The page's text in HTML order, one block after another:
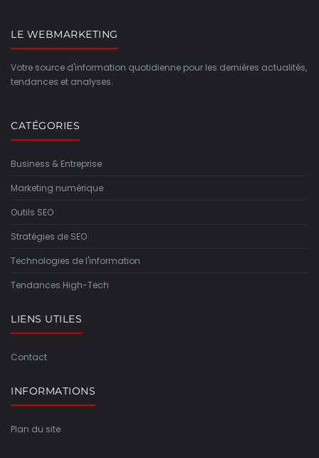
LE WEBMARKETING
Votre source d'information quotidienne pour les dernières actualités,
tendances et analyses.
CATÉGORIES
Business & Entreprise
Marketing numérique
Outils SEO
Stratégies de SEO
Technologies de l'information
Tendances High-Tech
LIENS UTILES
Contact
INFORMATIONS
Plan du site